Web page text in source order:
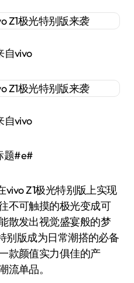
自vivo
自vivo
题#e#
Z1极光特别版上实现
不可触摸的极光变成可
散发出视觉盛宴般的梦
别版成为日常潮搭的必备
款颜值实力俱佳的产
流单品。